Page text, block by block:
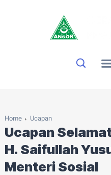
Home Ucapan
Ucapan
H. Saifullah
Menteri Sosial